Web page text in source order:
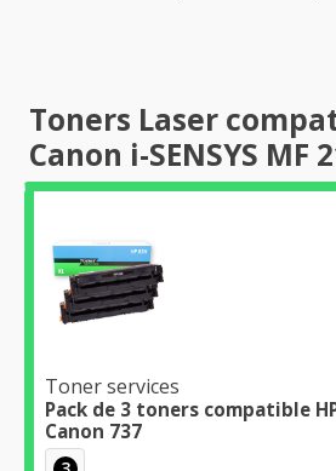
Toners Laser
Canon i-SENSYS MF
Toner services
Pack de 3 toners compatible
Canon 737